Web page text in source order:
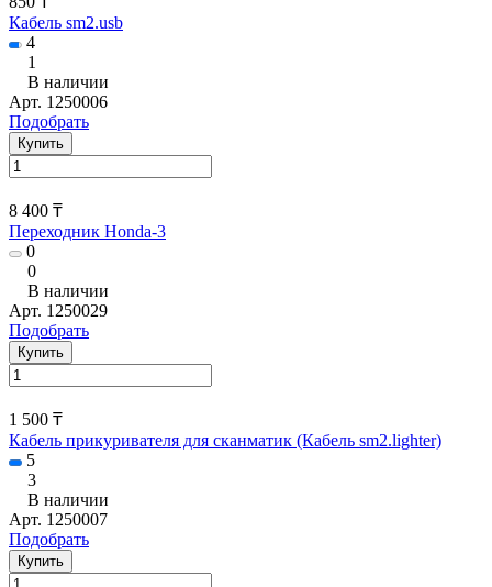
Кабель sm2.usb
4
1
В наличии
Арт. 1250006
Подобрать
Купить
8 400 ₸
Переходник Honda-3
0
0
В наличии
Арт. 1250029
Подобрать
Купить
1 500 ₸
Кабель прикуривателя для сканматик (Кабель sm2.lighter)
5
3
В наличии
Арт. 1250007
Подобрать
Купить